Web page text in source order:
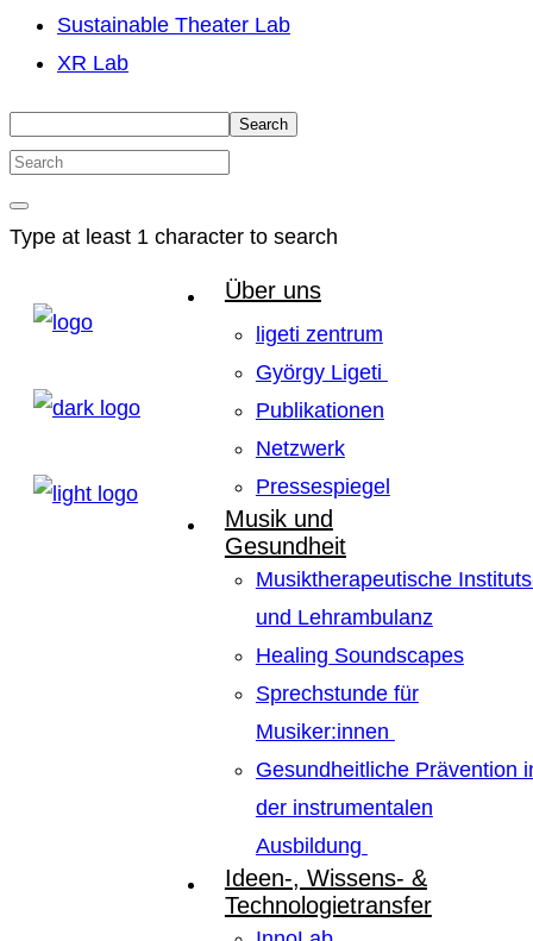
Sustainable Theater Lab
XR Lab
Search
Type at least 1 character to search
Über uns
ligeti zentrum
György Ligeti
Publikationen
Netzwerk
Pressespiegel
Musik und
Gesundheit
Musiktherapeutische
und Lehrambulanz
Healing Soundscapes
Sprechstunde für
Musiker:innen
Gesundheitliche Prävention
der instrumentalen
Ausbildung
Ideen-, Wissens- &
Technologietransfer